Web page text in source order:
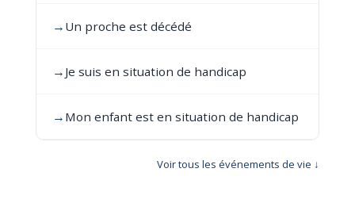
→ Un proche est décédé
→ Je suis en situation de handicap
→ Mon enfant est en situation de handicap
Voir tous les événements de vie ↓